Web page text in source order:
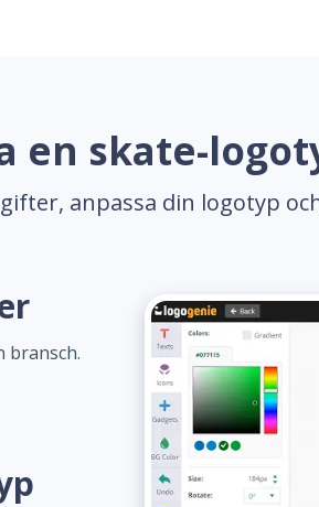
en skate-
anpassa din logotyp
bransch.